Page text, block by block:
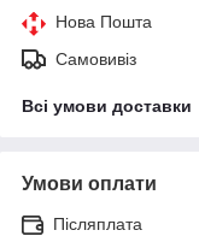
Нова Пошта
Самовивіз
Всі умови доставки
Умови оплати
Післяплата